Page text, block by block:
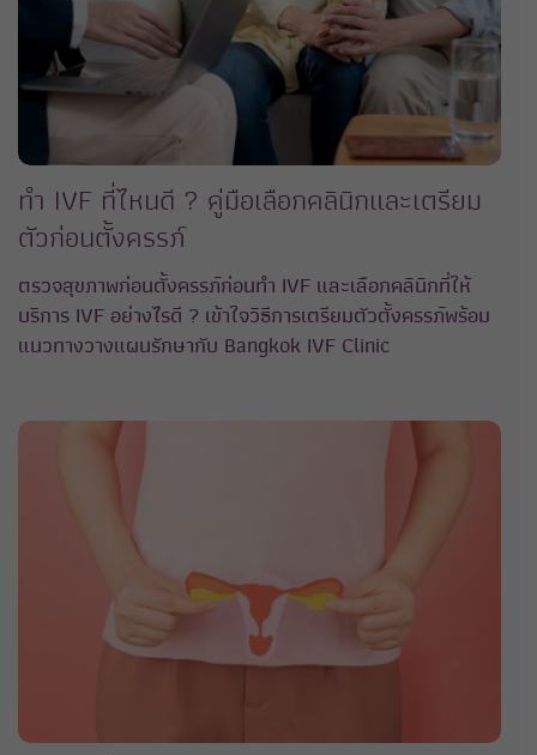
ทำ IVF ที่ไหนดี ? คู่มือเลือกคลินิกและเตรียม
ตัวก่อนตั้งครรภ์
ตรวจสุขภาพก่อนตั้งครรภ์ก่อนทำ IVF และเลือกคลินิกที่ให้
บริการ IVF อย่างไรดี ? เข้าใจวิธีการเตรียมตัวตั้งครรภ์พร้อม
แนวทางวางแผนรักษากับ Bangkok IVF Clinic